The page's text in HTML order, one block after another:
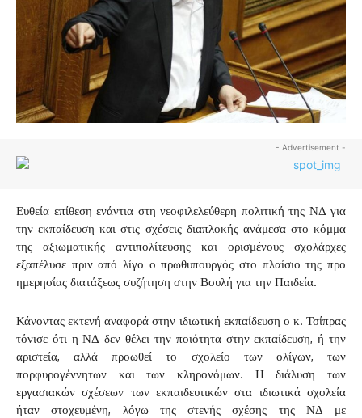
- Advertisement -
Ευθεία επίθεση ενάντια στη νεοφιλελεύθερη πολιτική της ΝΔ για
την εκπαίδευση και στις σχέσεις διαπλοκής ανάμεσα στο κόμμα
της αξιωματικής αντιπολίτευσης και ορισμένους σχολάρχες
εξαπέλυσε πριν από λίγο ο πρωθυπουργός στο πλαίσιο της προ
ημερησίας διατάξεως συζήτηση στην Βουλή για την Παιδεία.
Κάνοντας εκτενή αναφορά στην ιδιωτική εκπαίδευση ο κ. Τσίπρας
τόνισε ότι η ΝΔ δεν θέλει την ποιότητα στην εκπαίδευση, ή την
αριστεία, αλλά προωθεί το σχολείο των ολίγων, των
πορφυρογέννητων και των κληρονόμων. Η διάλυση των
εργασιακών σχέσεων των εκπαιδευτικών στα ιδιωτικά σχολεία
ήταν στοχευμένη, λόγω της στενής σχέσης της ΝΔ με